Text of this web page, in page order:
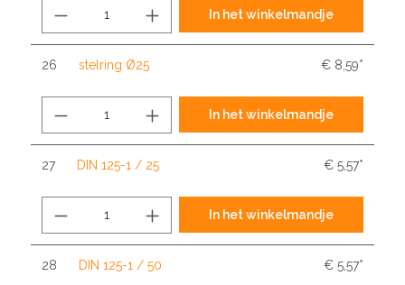
In het winkelmandje
26 stelring Ø25 € 8,59*
In het winkelmandje
27 DIN 125-1 / 25 € 5,57*
In het winkelmandje
28 DIN 125-1 / 50 € 5,57*